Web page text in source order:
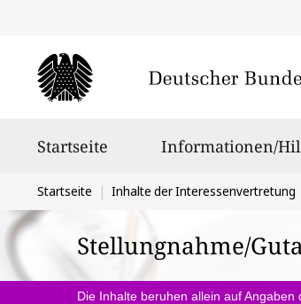
Startseite Informationen/
Sie
befinden
sich
hier:
Startseite Inhalte der Interessenvertretung
Stellungnahme/
Die Inhalte beruhen allein auf